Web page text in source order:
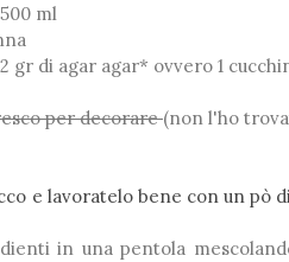
ml
2 gr di agar agar* ovvero 1
per decorare(non l'ho
e lavoratelo bene con un pò
in una pentola